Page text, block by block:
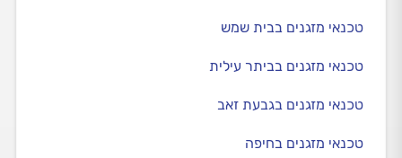
טכנאי מזגנים בבית שמש
טכנאי מזגנים בביתר עילית
טכנאי מזגנים בגבעת זאב
טכנאי מזגנים בחיפה